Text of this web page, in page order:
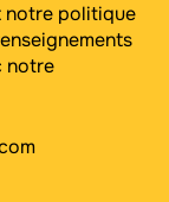
notre politique
notre